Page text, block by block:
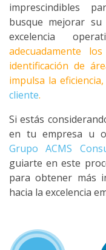
imprescindibles
busque mejorar
excelencia
adecuadamente
identificación de
impulsa la
cliente.
Si estás
en tu empresa u
Grupo ACMS
guiarte en este
para obtener más
hacia la excelencia